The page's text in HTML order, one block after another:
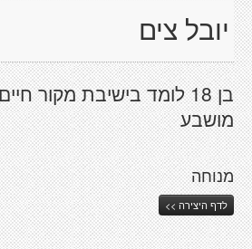
יובל צים
בן 18 לומד בישיבת מקור
מושבע
מנוחה
לדף היצירה >>